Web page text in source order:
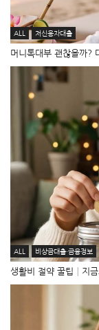
ALL 저신용자대출
머니톡대부 괜찮을까?
ALL 비상금대출·금융정보
생활비 절약 꿀팁│지